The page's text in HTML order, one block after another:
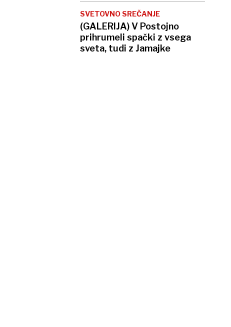
SVETOVNO SREČANJE
(GALERIJA) V Postojno
prihrumeli spački z vsega
sveta, tudi z Jamajke